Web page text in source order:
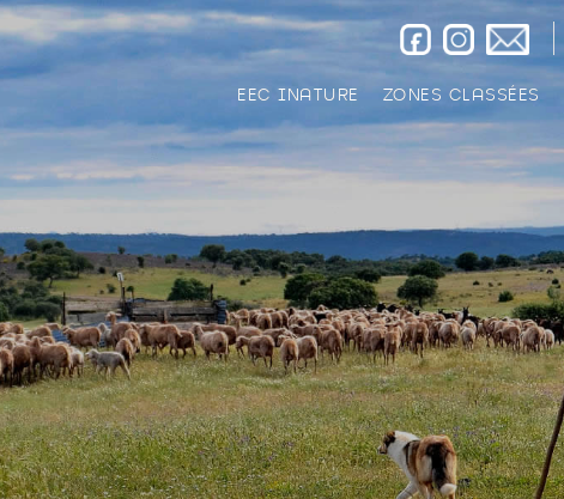
EEC INATURE ZONES CLASSÉES